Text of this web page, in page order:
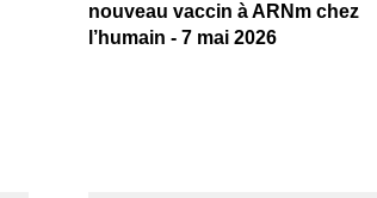
nouveau vaccin à ARNm chez
l’humain - 7 mai 2026